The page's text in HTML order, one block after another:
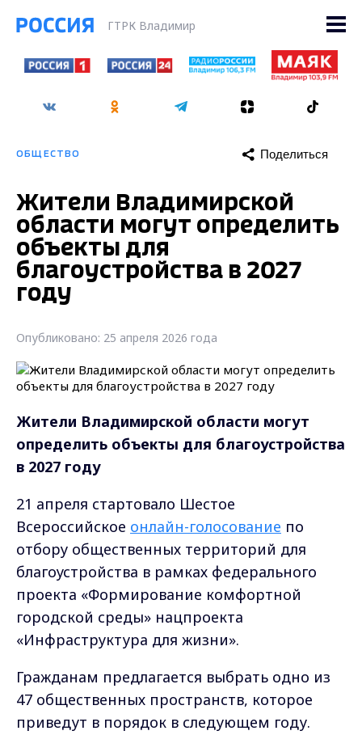
ГТРК Владимир
ОБЩЕСТВО Поделиться
Жители Владимирской
области могут определить
объекты для
благоустройства в 2027
году
Опубликовано: 25 апреля 2026 года
Жители Владимирской области могут
определить объекты для благоустройства
в 2027 году
21 апреля стартовало Шестое
Всероссийское онлайн-голосование по
отбору общественных территорий для
благоустройства в рамках федерального
проекта «Формирование комфортной
городской среды» нацпроекта
«Инфраструктура для жизни».
Гражданам предлагается выбрать одно из
47 общественных пространств, которое
приведут в порядок в следующем году.